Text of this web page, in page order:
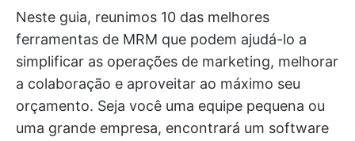
Neste guia, reunimos 10 das melhores
ferramentas de MRM que podem ajudá-lo a
simplificar as operações de marketing, melhorar
a colaboração e aproveitar ao máximo seu
orçamento. Seja você uma equipe pequena ou
uma grande empresa, encontrará um software